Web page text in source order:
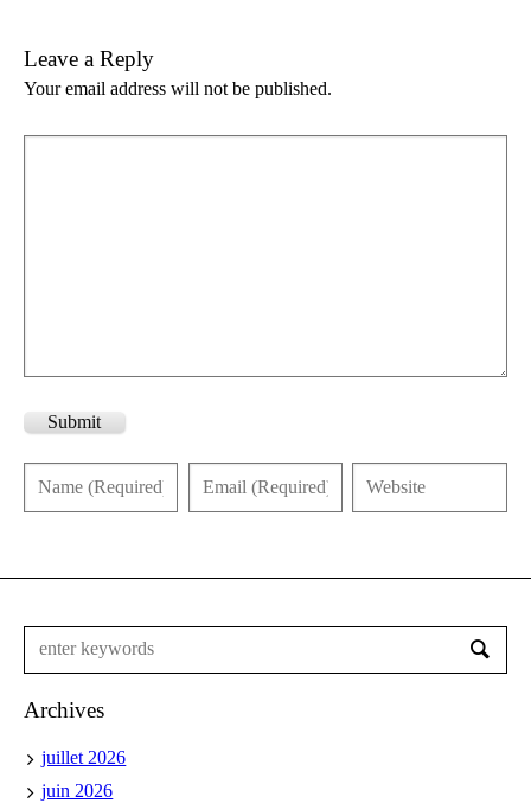
Leave a Reply
Your email address will not be published.
Submit
Archives
juillet 2026
juin 2026